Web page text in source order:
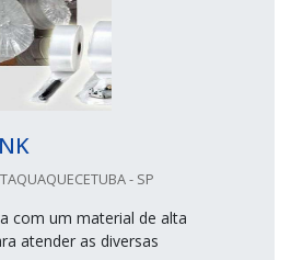
- SP
com um material de alta
atender as diversas